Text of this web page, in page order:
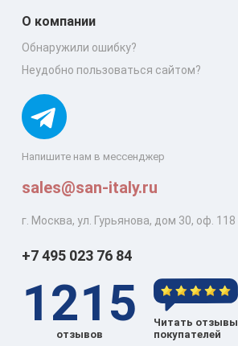
Напишите нам в мессенджер
sales@san-italy.ru
г. Москва, ул. Гурьянова, дом 30, оф. 118
О компании
Обнаружили ошибку?
Неудобно пользоваться сайтом?
+7 495 023 76 84
1215
отзывов
Читать отзывы
покупателей